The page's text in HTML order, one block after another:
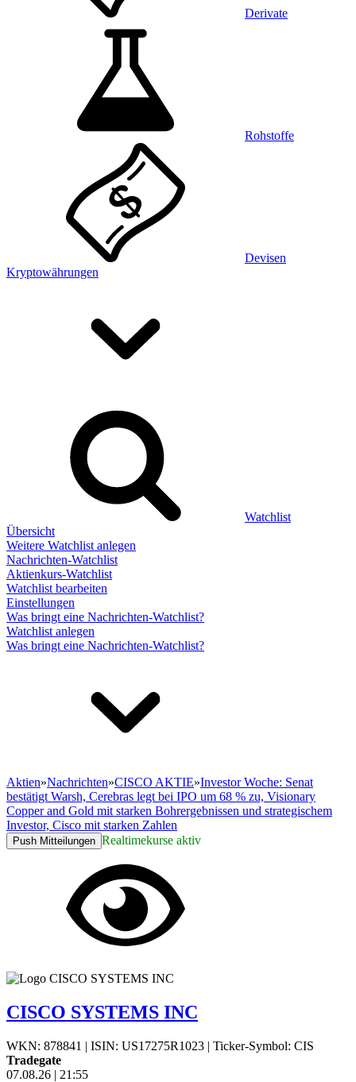
Derivate
Rohstoffe
Devisen
Kryptowährungen
Watchlist
Übersicht
Weitere Watchlist anlegen
Nachrichten-Watchlist
Aktienkurs-Watchlist
Watchlist bearbeiten
Einstellungen
Was bringt eine Nachrichten-Watchlist?
Watchlist anlegen
Was bringt eine Nachrichten-Watchlist?
Aktien»Nachrichten»CISCO AKTIE»Investor Woche: Senat
bestätigt Warsh, Cerebras legt bei IPO um 68 % zu, Visionary
Copper and Gold mit starken Bohrergebnissen und strategischem
Investor, Cisco mit starken Zahlen
Push Mitteilungen Realtimekurse aktiv
CISCO SYSTEMS INC
WKN: 878841 | ISIN: US17275R1023 | Ticker-Symbol: CIS
Tradegate
07.08.26 | 21:55